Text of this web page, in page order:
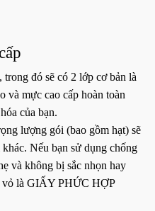
đó sẽ có 2 lớp cơ bản là
mực cao cấp hoàn toàn
của bạn.
lượng gói (bao gồm hạt) sẽ
Nếu bạn sử dụng chống
và không bị sắc nhọn hay
vỏ là GIẤY PHỨC HỢP